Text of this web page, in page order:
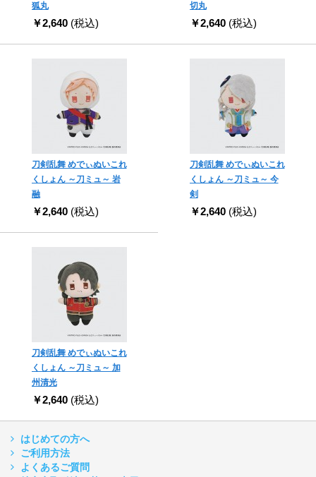
狐丸
￥2,640 (税込)
切丸
￥2,640 (税込)
刀剣乱舞 めでぃぬいこれ
くしょん ～刀ミュ～ 岩
融
￥2,640 (税込)
刀剣乱舞 めでぃぬいこれ
くしょん ～刀ミュ～ 今
剣
￥2,640 (税込)
刀剣乱舞 めでぃぬいこれ
くしょん ～刀ミュ～ 加
州清光
￥2,640 (税込)
はじめての方へ
ご利用方法
よくあるご質問